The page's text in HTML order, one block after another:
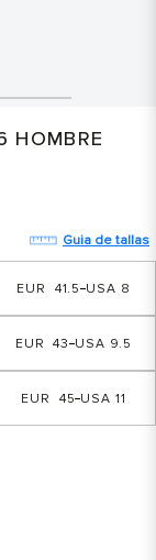
HOMBRE
Guia de tallas
8
41.5
9.5
43
11
45